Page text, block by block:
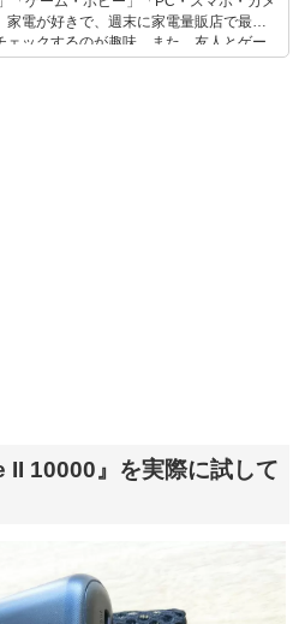
家電が好きで、週末に家電量販店で最新
ェックするのが趣味。また、友人とゲー
、新作タイトルやイベント情報もいち早
II 10000』を実際に試して